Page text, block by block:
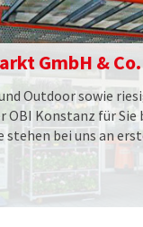
GmbH & Co.
Outdoor sowie
Konstanz für
stehen bei uns an